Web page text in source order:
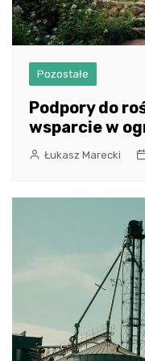
Pozostałe
Podpory do
wsparcie w
Łukasz Marecki